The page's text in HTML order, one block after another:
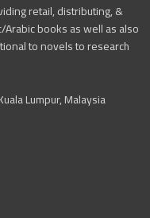
retail, distributing, &
books as well as also
to novels to research
Lumpur, Malaysia